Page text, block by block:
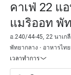
คาเฟ่ 22 แ
แมริออท พั
อ.240/44-45, 22 นาเก
พัทยากลาง
อาหารไทย
เวลาทำการ